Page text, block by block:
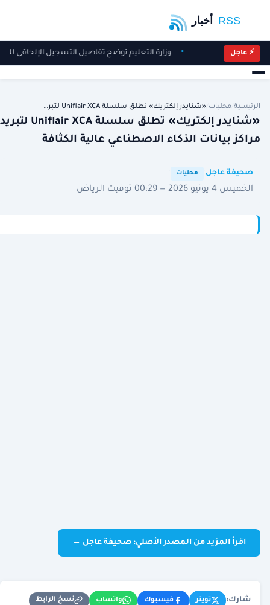
⚡ عاجل وزارة التعليم توضح تفاصيل التسجيل الإلحاقي للصف
الرئيسية محليات «شنايدر إلكتريك» تطلق سلسلة Uniflair XCA لتبر…
«شنايدر إلكتريك» تطلق سلسلة Uniflair XCA لتبريد
مراكز بيانات الذكاء الاصطناعي عالية الكثافة
صحيفة عاجل محليات
الخميس 4 يونيو 2026 — 00:29 توقيت الرياض
اقرأ المزيد من المصدر الأصلي: صحيفة عاجل ←
شارك: تويتر فيسبوك واتساب نسخ الرابط